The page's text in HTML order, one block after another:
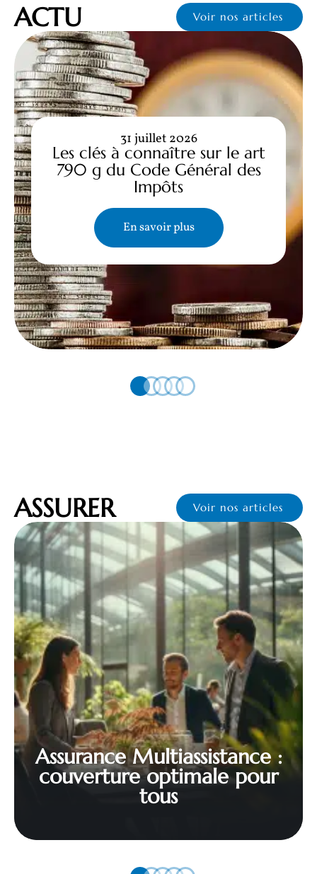
ACTU Voir nos articles
Les clés à connaître sur le art
790 g du Code Général des
Impôts
31 juillet 2026
En savoir plus
ASSURER Voir nos articles
Assurance Multiassistance :
couverture optimale pour
tous